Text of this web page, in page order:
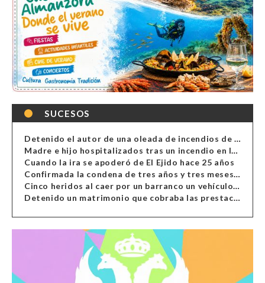
SUCESOS
Detenido el autor de una oleada de incendios de contenedores en Almería
Madre e hijo hospitalizados tras un incendio en la cocina de una vivienda en Almería
Cuando la ira se apoderó de El Ejido hace 25 años
Confirmada la condena de tres años y tres meses al hombre de Antas acusado de xenofobia
Cinco heridos al caer por un barranco un vehículo en Alcolea
Detenido un matrimonio que cobraba las prestaciones de ilegales en Almería, Granada, Málaga, Huelva y Murcia